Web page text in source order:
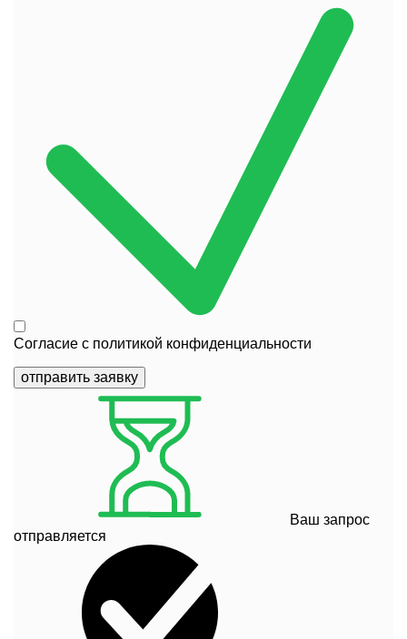
Согласие с политикой конфиденциальности
отправить заявку
Ваш запрос
отправляется